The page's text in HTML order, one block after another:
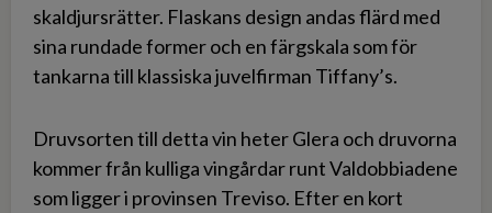
skaldjursrätter. Flaskans design andas flärd med
sina rundade former och en färgskala som för
tankarna till klassiska juvelfirman Tiffany’s.
Druvsorten till detta vin heter Glera och druvorna
kommer från kulliga vingårdar runt Valdobbiadene
som ligger i provinsen Treviso. Efter en kort